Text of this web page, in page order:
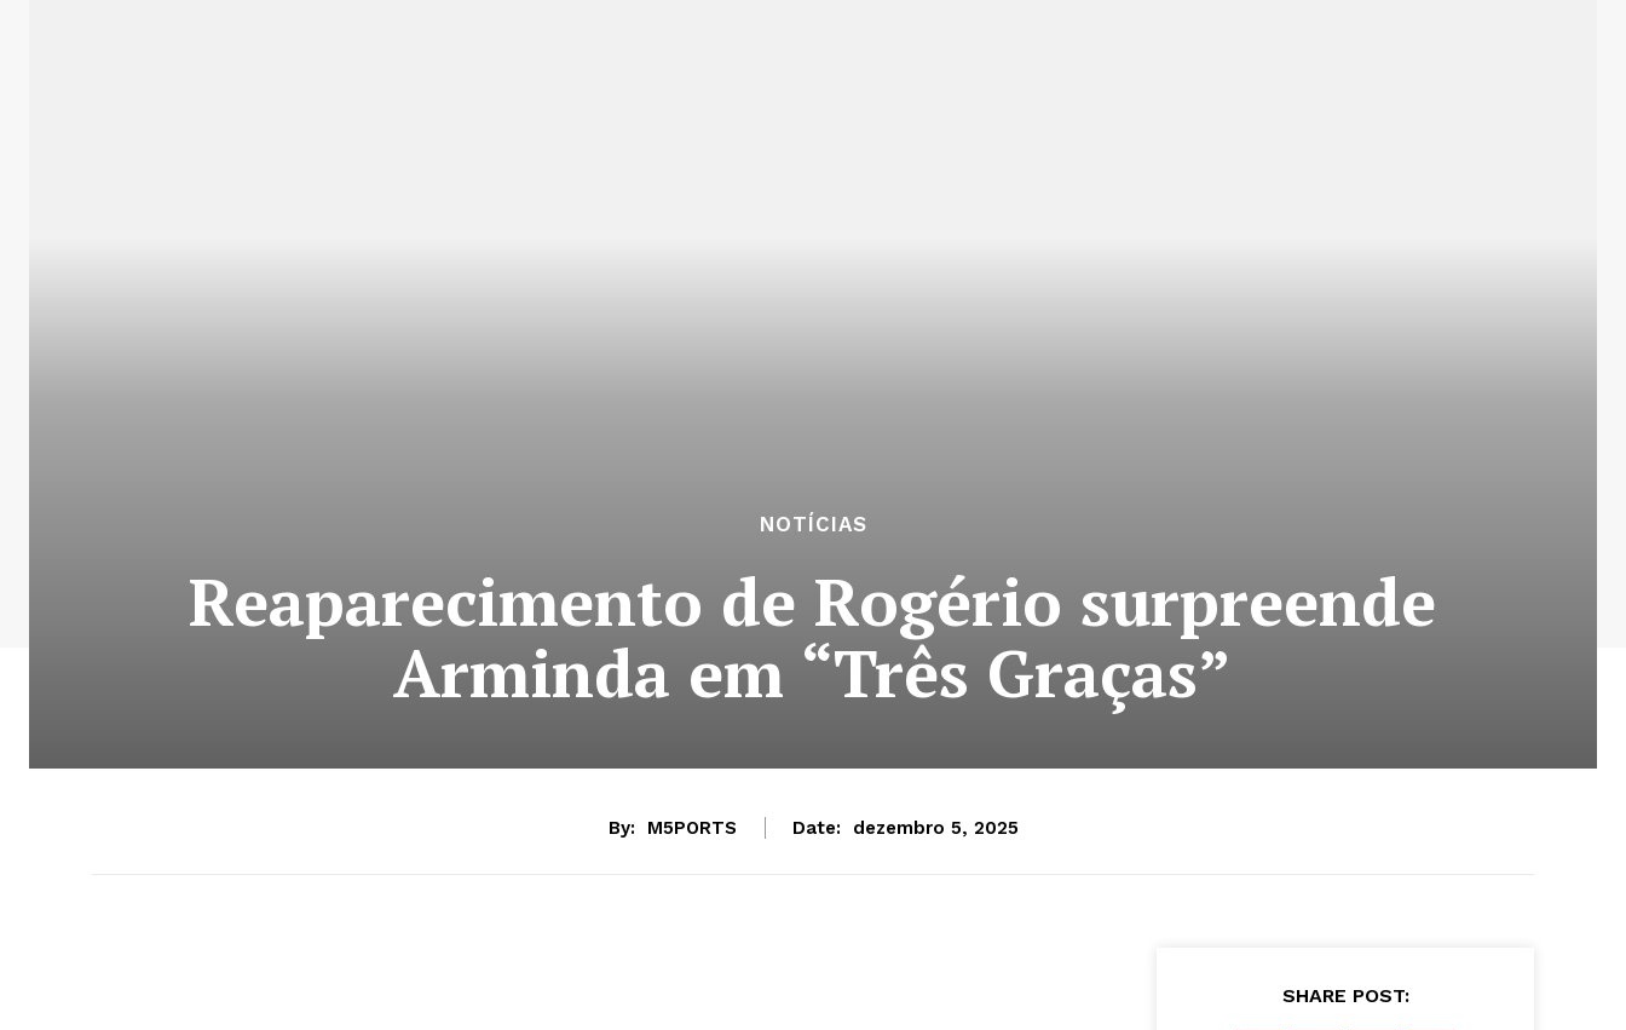
NOTÍCIAS
Reaparecimento de Rogério surpreende
Arminda em “Três Graças”
By: M5PORTS Date: dezembro 5, 2025
SHARE POST: